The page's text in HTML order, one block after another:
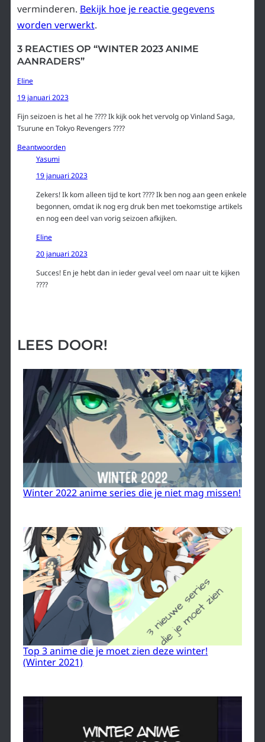
verminderen. Bekijk hoe je reactie gegevens
worden verwerkt.
3 REACTIES OP “WINTER 2023 ANIME
AANRADERS”
Eline
19 januari 2023
Fijn seizoen is het al he ???? Ik kijk ook het vervolg op Vinland Saga,
Tsurune en Tokyo Revengers ????
Beantwoorden
Yasumi
19 januari 2023
Zekers! Ik kom alleen tijd te kort ???? Ik ben nog aan geen enkele
begonnen, omdat ik nog erg druk ben met toekomstige artikels
en nog een deel van vorig seizoen afkijken.
Eline
20 januari 2023
Succes! En je hebt dan in ieder geval veel om naar uit te kijken
????
LEES DOOR!
Winter 2022 anime series die je niet mag missen!
Top 3 anime die je moet zien deze winter!
(Winter 2021)